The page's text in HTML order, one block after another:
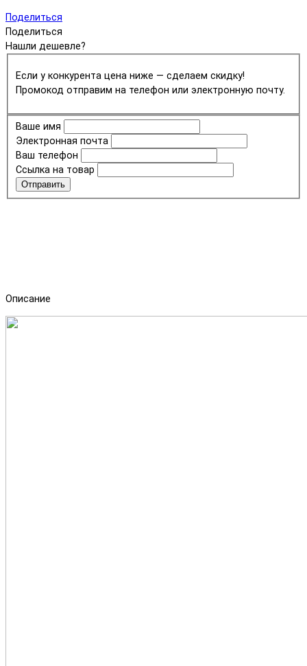
Поделиться
Поделиться
Нашли дешевле?
Если у конкурента цена ниже — сделаем скидку!
Промокод отправим на телефон или электронную почту.
Ваше имя
Электронная почта
Ваш телефон
Ссылка на товар
Отправить
Описание